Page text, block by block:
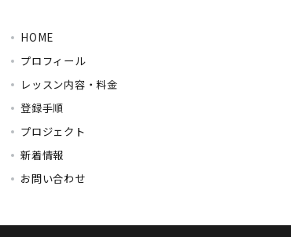
HOME
プロフィール
レッスン内容・料金
登録手順
プロジェクト
新着情報
お問い合わせ